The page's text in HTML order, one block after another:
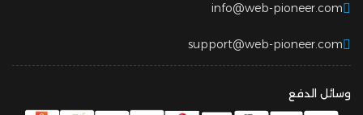
info@web-pioneer.com
support@web-pioneer.com
وسائل الدفع